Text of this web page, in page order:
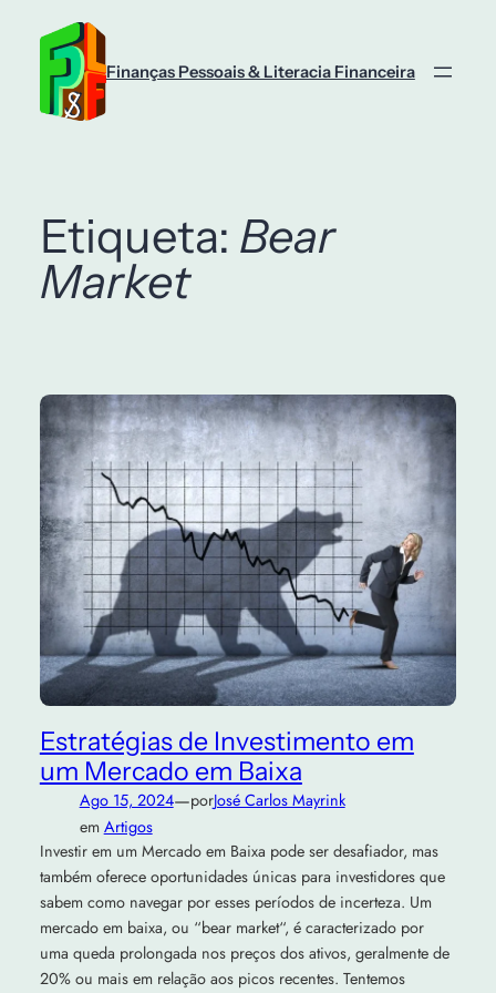
conteúdo
Finanças Pessoais & Literacia Financeira
Etiqueta: Bear
Market
Estratégias de Investimento em
um Mercado em Baixa
Ago 15, 2024—porJosé Carlos Mayrink
em Artigos
Investir em um Mercado em Baixa pode ser desafiador, mas
também oferece oportunidades únicas para investidores que
sabem como navegar por esses períodos de incerteza. Um
mercado em baixa, ou “bear market“, é caracterizado por
uma queda prolongada nos preços dos ativos, geralmente de
20% ou mais em relação aos picos recentes. Tentemos